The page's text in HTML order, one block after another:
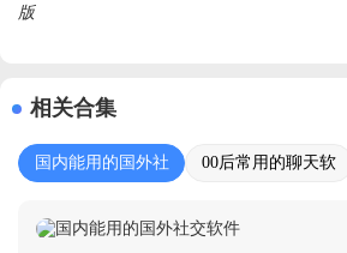
相关合集
国内能用的国外社
00后常用的聊天软